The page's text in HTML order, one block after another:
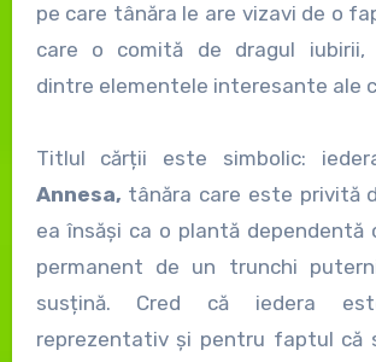
pe care tânăra le are vizavi de o
care o comită de dragul iubirii,
dintre elementele interesante ale
Titlul cărții este simbolic:
Annesa, tânăra care este privită
ea însăși ca o plantă dependentă
permanent de un trunchi
susțină. Cred că iedera
reprezentativ și pentru faptul că